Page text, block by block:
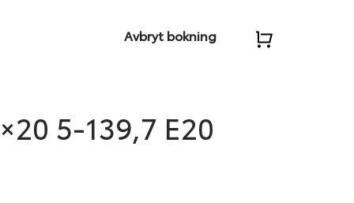
Avbryt bokning
5-139,7 E20